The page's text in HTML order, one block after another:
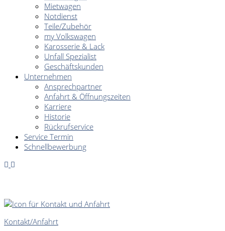
Mietwagen
Notdienst
Teile/Zubehör
my Volkswagen
Karosserie & Lack
Unfall Spezialist
Geschäftskunden
Unternehmen
Ansprechpartner
Anfahrt & Öffnungszeiten
Karriere
Historie
Rückrufservice
Service Termin
Schnellbewerbung
Kontakt/Anfahrt